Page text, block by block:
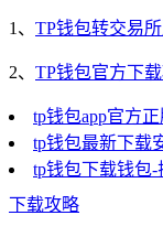
1、 TP钱包转交易
2、 TP钱包官方下
tp钱包app官方
tp钱包最新下载
tp钱包下载钱包-
下载攻略